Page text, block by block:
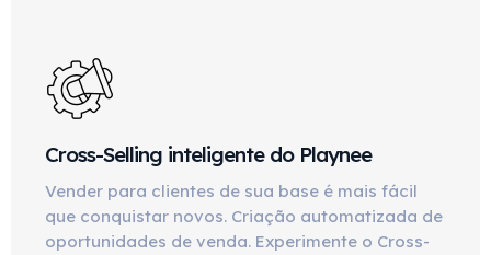
Cross-Selling inteligente do Playnee
Vender para clientes de sua base é mais fácil
que conquistar novos. Criação automatizada de
oportunidades de venda. Experimente o Cross-